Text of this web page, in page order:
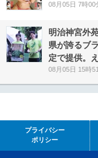
08月05日 7時00
明治神宮外
県が誇るブ
定で提供。
08月05日 15時
プライバシー
ポリシー